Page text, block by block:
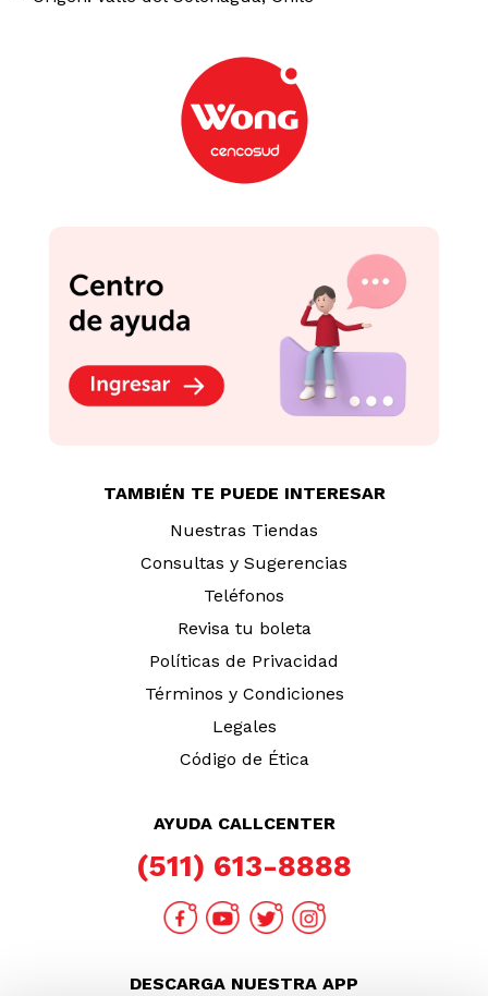
TAMBIÉN TE PUEDE INTERESAR
Nuestras Tiendas
Consultas y Sugerencias
Teléfonos
Revisa tu boleta
Políticas de Privacidad
Términos y Condiciones
Legales
Código de Ética
AYUDA CALLCENTER
(511) 613-8888
DESCARGA NUESTRA APP